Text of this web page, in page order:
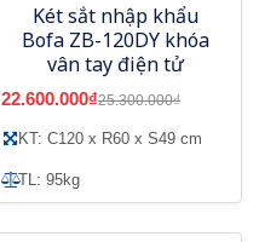
Két sắt nhập khẩu
Bofa ZB-120DY khóa
vân tay điện tử
22.600.000₫25.300.000₫
KT: C120 x R60 x S49 cm
TL: 95kg